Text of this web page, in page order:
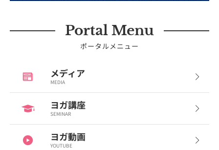
Portal Menu
ポータルメニュー
メディア
MEDIA
ヨガ講座
SEMINAR
ヨガ動画
YOUTUBE